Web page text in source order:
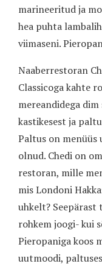
marineeritud ja
hea puhta
viimaseni.
Naaberrestoran
Classicoga kahte
mereandidega
kastikesest ja
Paltus on menüüs
olnud. Chedi on
restoran, mille
mis Londoni
uhkelt? Seepärast
rohkem joogi- kui
Pieropaniga koos
uutmoodi,